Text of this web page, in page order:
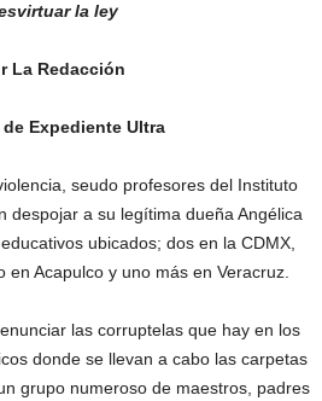
la ley
La Redacción
Expediente Ultra
seudo profesores del Instituto
despojar a su legítima dueña Angélica
ubicados; dos en la CDMX,
en Acapulco y uno más en Veracruz.
las corruptelas que hay en los
donde se llevan a cabo las carpetas
grupo numeroso de maestros, padres